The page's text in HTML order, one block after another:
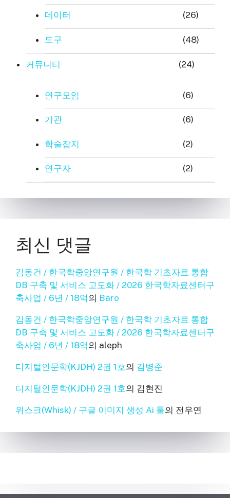
데이터 (26)
도구 (48)
커뮤니티 (24)
연구모임 (6)
기관 (6)
학술잡지 (2)
연구자 (2)
최신 댓글
김동건 / 한국학중앙연구원 / 한국학 기초자료 통합
DB 구축 및 서비스 고도화 / 2026 한국학자료센터구
축사업 / 6년 / 18억의 Baro
김동건 / 한국학중앙연구원 / 한국학 기초자료 통합
DB 구축 및 서비스 고도화 / 2026 한국학자료센터구
축사업 / 6년 / 18억의 aleph
디지털인문학(KJDH) 2권 1호의 김병준
디지털인문학(KJDH) 2권 1호의 김현진
위스크(Whisk) / 구글 이미지 생성 Ai 툴의 전우연